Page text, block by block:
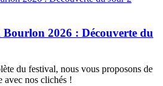
2026 : Découverte du
du festival, nous vous proposons de
avec nos clichés !